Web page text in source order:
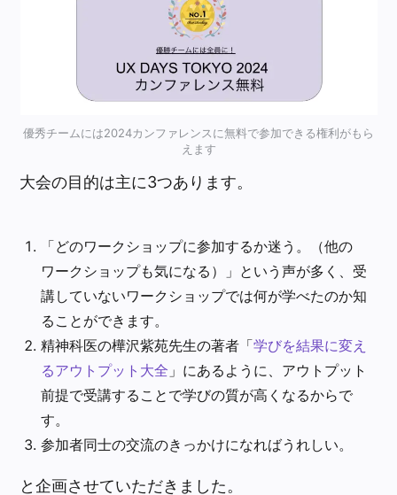
優秀チームには2024カンファレンスに無料で参加できる権利がもら
えます
大会の目的は主に3つあります。
「どのワークショップに参加するか迷う。（他の
ワークショップも気になる）」という声が多く、受
講していないワークショップでは何が学べたのか知
ることができます。
精神科医の樺沢紫苑先生の著者「学びを結果に変え
るアウトプット大全 」にあるように、アウトプット
前提で受講することで学びの質が高くなるからで
す。
参加者同士の交流のきっかけになればうれしい。
と企画させていただきました。